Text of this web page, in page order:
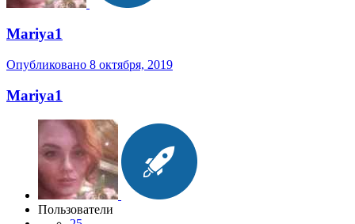
Mariya1
Опубликовано 8 октября, 2019
Mariya1
Пользователи